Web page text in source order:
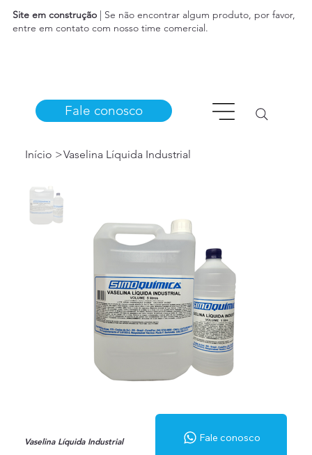
Fale conosco
Site em construção | Se não encontrar algum produto, por favor,
entre em contato com nosso time comercial.
Início >Vaselina Líquida Industrial
Vaselina Líquida Industrial Fale conosco